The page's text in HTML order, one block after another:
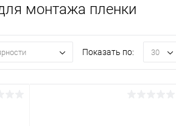
монтажа пленки
Показать по: 30